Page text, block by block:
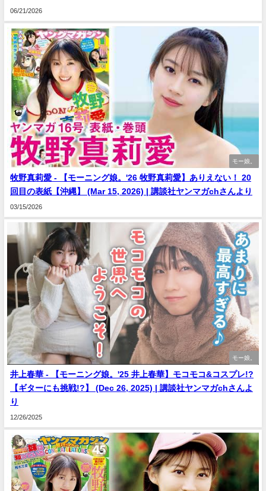
06/21/2026
モー娘。
牧野真莉愛 - 【モーニング娘。'26 牧野真莉愛】ありえない！ 20
回目の表紙【沖縄】 (Mar 15, 2026) | 講談社ヤンマガchさんより
03/15/2026
モー娘。
井上春華 - 【モーニング娘。'25 井上春華】モコモコ&コスプレ!?
【ギターにも挑戦!?】 (Dec 26, 2025) | 講談社ヤンマガchさんよ
り
12/26/2025